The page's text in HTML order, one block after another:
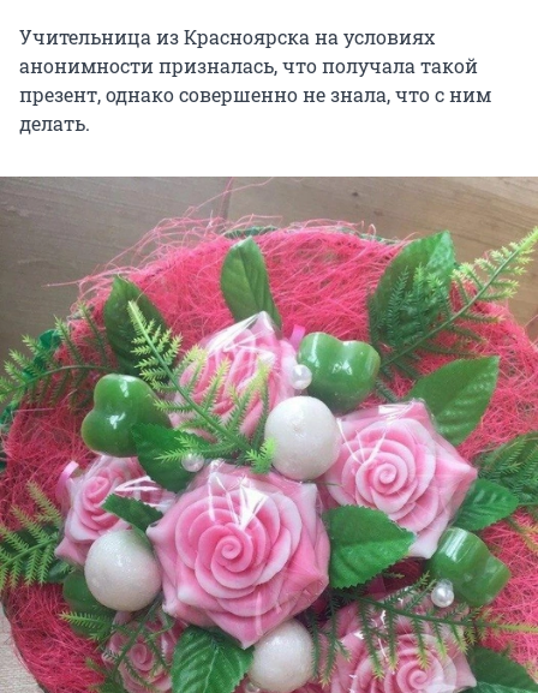
Учительница из Красноярска на условиях
анонимности призналась, что получала такой
презент, однако совершенно не знала, что с ним
делать.